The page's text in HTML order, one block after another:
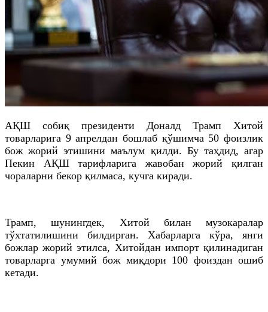
АҚШ собиқ президенти Доналд Трамп Хитой
товарларига 9 апрелдан бошлаб қўшимча 50 фоизлик
бож жорий этишини маълум қилди. Бу таҳдид, агар
Пекин АҚШ тарифларига жавобан жорий қилган
чораларни бекор қилмаса, кучга киради.
Трамп, шунингдек, Хитой билан музокаралар
тўхтатилишини билдирган. Хабарларга кўра, янги
божлар жорий этилса, Хитойдан импорт қилинадиган
товарларга умумий бож миқдори 100 фоиздан ошиб
кетади.